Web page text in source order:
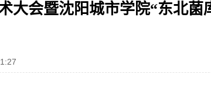
大会暨沈阳城市学院“东北菌